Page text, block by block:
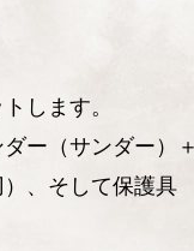
します。
ー（サンダー）
、そして保護具